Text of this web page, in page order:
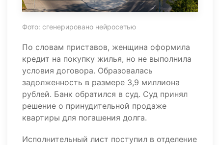
Фото: сгенерировано нейросетью
По словам приставов, женщина оформила
кредит на покупку жилья, но не выполнила
условия договора. Образовалась
задолженность в размере 3,9 миллиона
рублей. Банк обратился в суд. Суд принял
решение о принудительной продаже
квартиры для погашения долга.
Исполнительный лист поступил в отделение